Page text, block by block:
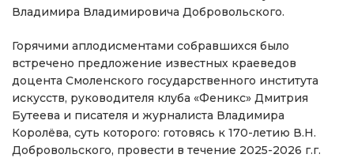
Владимира Владимировича Добровольского.
Горячими аплодисментами собравшихся было
встречено предложение известных краеведов
доцента Смоленского государственного института
искусств, руководителя клуба «Феникс» Дмитрия
Бутеева и писателя и журналиста Владимира
Королёва, суть которого: готовясь к 170-летию В.Н.
Добровольского, провести в течение 2025-2026 г.г.